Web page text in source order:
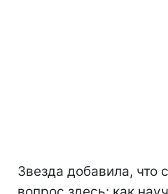
Звезда добавила, что